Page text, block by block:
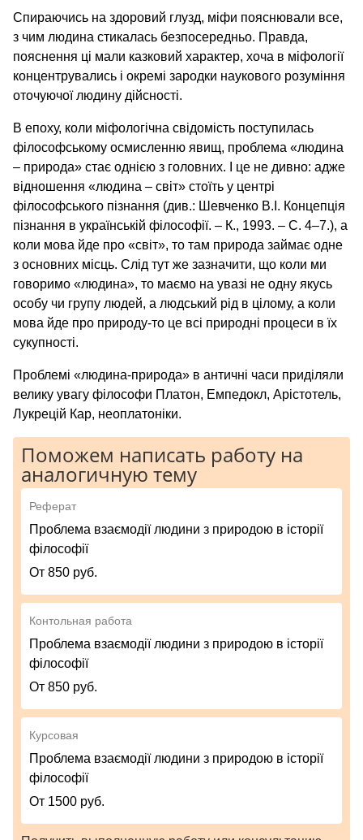
Спираючись на здоровий глузд, міфи пояснювали все,
з чим людина стикалась безпосередньо. Правда,
пояснення ці мали казковий характер, хоча в міфології
концентрувались і окремі зародки наукового розуміння
оточуючої людину дійсності.
В епоху, коли міфологічна свідомість поступилась
філософському осмисленню явищ, проблема «людина
– природа» стає однією з головних. І це не дивно: адже
відношення «людина – світ» стоїть у центрі
філософського пізнання (див.: Шевченко В.І. Концепція
пізнання в українській філософії. – К., 1993. – С. 4–7.), а
коли мова йде про «світ», то там природа займає одне
з основних місць. Слід тут же зазначити, що коли ми
говоримо «людина», то маємо на увазі не одну якусь
особу чи групу людей, а людський рід в цілому, а коли
мова йде про природу-то це всі природні процеси в їх
сукупності.
Проблемі «людина-природа» в античні часи приділяли
велику увагу філософи Платон, Емпедокл, Арістотель,
Лукрецій Кар, неоплатоніки.
Поможем написать работу на
аналогичную тему
Реферат
Проблема взаємодії людини з природою в історії
філософії
От 850 руб.
Контольная работа
Проблема взаємодії людини з природою в історії
філософії
От 850 руб.
Курсовая
Проблема взаємодії людини з природою в історії
філософії
От 1500 руб.